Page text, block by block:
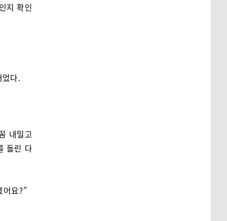
지 확인
었다.
내밀고
돌린 다
어요?”